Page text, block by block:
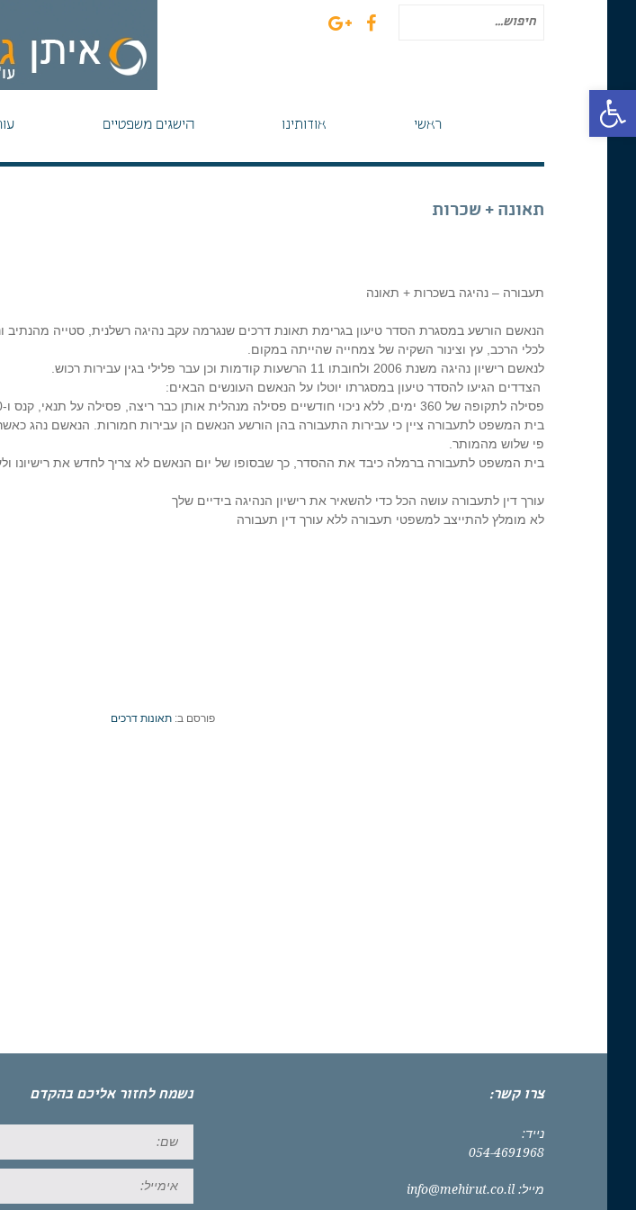
פתח סרגל נגישות
ראשי אודותינו הישגים משפטיים
תאונה + שכרות
תעבורה – נהיגה בשכרות + תאונה
הנאשם הורשע במסגרת הסדר טיעון בגרימת תאונת דרכים שנגרמה עקב נהיגה רשלנית, סטייה מהנתיב
לכלי הרכב, עץ וצינור השקיה של צמחייה שהייתה במקום.
לנאשם רישיון נהיגה משנת 2006 ולחובתו 11 הרשעות קודמות וכן עבר פלילי בגין עבירות רכוש.
הצדדים הגיעו להסדר טיעון במסגרתו יוטלו על הנאשם העונשים הבאים:
פסילה לתקופה של 360 ימים, ללא ניכוי חודשיים פסילה מנהלית אותן כבר ריצה, פסילה על תנאי, קנס ו-250 שעות של"צ.
בית המשפט לתעבורה ציין כי עבירות התעבורה בהן הורשע הנאשם הן עבירות חמורות. הנאשם נהג
פי שלוש מהמותר.
בית המשפט לתעבורה ברמלה כיבד את ההסדר, כך שבסופו של יום הנאשם לא צריך לחדש את רישיונו
עורך דין לתעבורה עושה הכל כדי להשאיר את רישיון הנהיגה בידיים שלך
לא מומלץ להתייצב למשפטי תעבורה ללא עורך דין תעבורה
פורסם ב: תאונות דרכים
צרו קשר:
נייד:
054-4691968
מייל: info@mehirut.co.il
נשמח לחזור אליכם בהקדם